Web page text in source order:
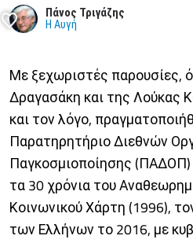
Πάνος Τριγάζης
Η Αυγή
Με ξεχωριστές παρουσίες,
Δραγασάκη και της Λούκας
και τον λόγο,
Παρατηρητήριο Διεθνών
Παγκοσμιοποίησης (ΠΑΔΟΠ)
τα 30 χρόνια του
Κοινωνικού Χάρτη (1996),
των Ελλήνων το 2016, με